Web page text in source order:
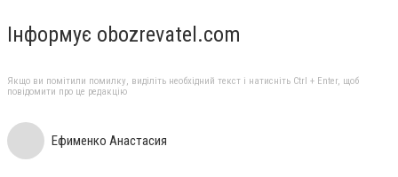
Інформує obozrevatel.com
Якщо ви помітили помилку, виділіть необхідний текст і натисніть Ctrl + Enter, щоб
повідомити про це редакцію
Ефименко Анастасия